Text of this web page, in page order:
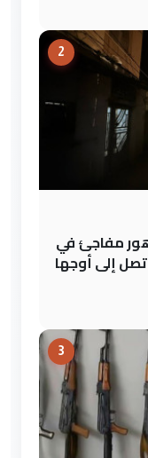
2
مفاجئ في
إلى أوجها
3